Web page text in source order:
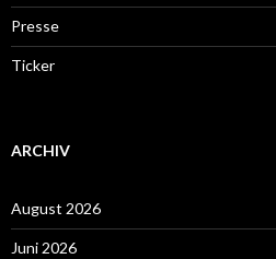
Presse
Ticker
ARCHIV
August 2026
Juni 2026